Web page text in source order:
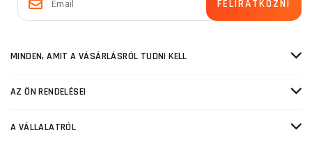
MINDEN, AMIT A VÁSÁRLÁSRÓL TUDNI KELL
AZ ÖN RENDELÉSEI
A VÁLLALATRÓL